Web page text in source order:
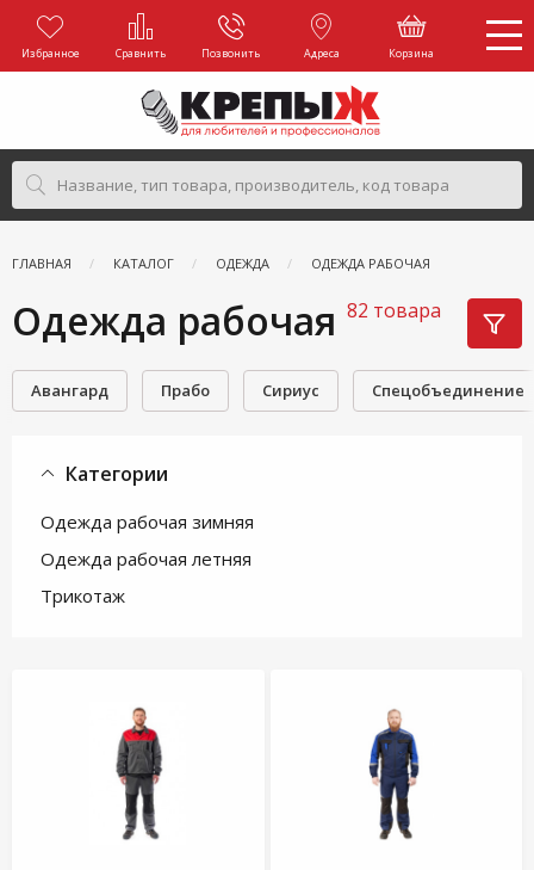
Избранное Сравнить Позвонить Адреса Корзина
ГЛАВНАЯ КАТАЛОГ ОДЕЖДА ОДЕЖДА РАБОЧАЯ
Одежда рабочая 82 товара
Авангард Прабо Сириус Спецобъединение
Категории
Одежда рабочая зимняя
Одежда рабочая летняя
Трикотаж